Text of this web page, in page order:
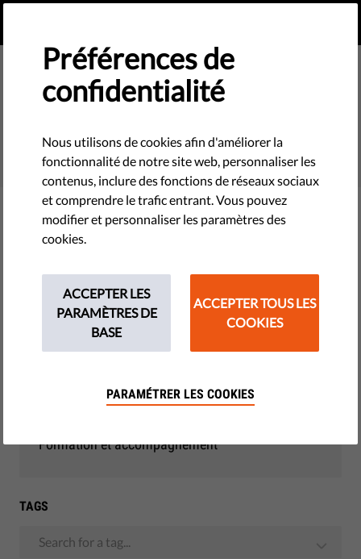
Filter
THEMES
Monitoring - UE
Formation et accompagnement
TAGS
Search for a tag...
Préférences de
confidentialité
Nous utilisons de cookies afin d'améliorer la
fonctionnalité de notre site web, personnaliser les
contenus, inclure des fonctions de réseaux sociaux
et comprendre le trafic entrant. Vous pouvez
modifier et personnaliser les paramètres des
cookies.
ACCEPTER LES
PARAMÈTRES DE
BASE
ACCEPTER TOUS LES
COOKIES
PARAMÉTRER LES COOKIES